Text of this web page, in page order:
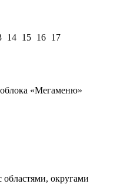
14 15 16 17
«Мегаменю»
округами